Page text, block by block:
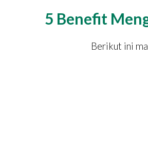
5 Benefit
Berikut ini